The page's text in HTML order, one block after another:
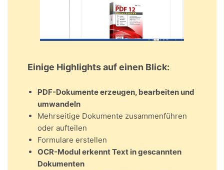
Einige Highlights auf einen Blick:
PDF-Dokumente erzeugen, bearbeiten und
umwandeln
Mehrseitige Dokumente zusammenführen
oder aufteilen
Formulare erstellen
OCR-Modul erkennt Text in gescannten
Dokumenten